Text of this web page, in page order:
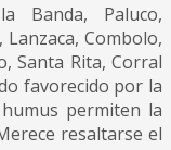
Banda, Paluco,
Combolo,
Santa Rita, Corral
favorecido por la
permiten la
resaltarse el